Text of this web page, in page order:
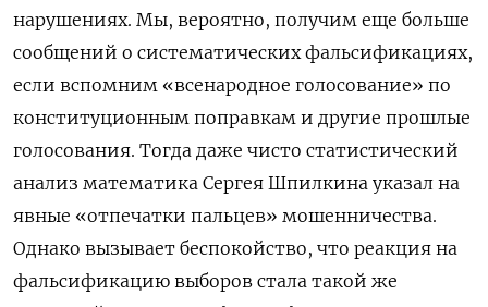
нарушениях. Мы, вероятно, получим еще больше
сообщений о систематических фальсификациях,
если вспомним «всенародное голосование» по
конституционным поправкам и другие прошлые
голосования. Тогда даже чисто статистический
анализ математика Сергея Шпилкина указал на
явные «отпечатки пальцев» мошенничества.
Однако вызывает беспокойство, что реакция на
фальсификацию выборов стала такой же